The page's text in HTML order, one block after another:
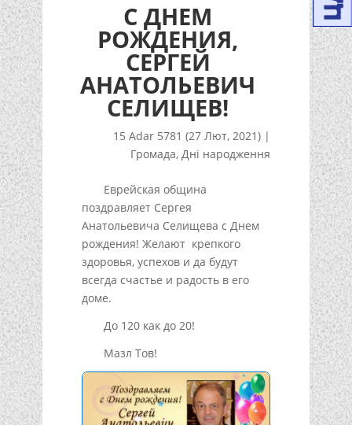
С ДНЕМ
РОЖДЕНИЯ,
СЕРГЕЙ
АНАТОЛЬЕВИЧ
СЕЛИЩЕВ!
15 Adar 5781 (27 Лют, 2021) |
Громада,Дні народження
Еврейская община
поздравляет Сергея
Анатольевича Селищева с Днем
рождения! Желают крепкого
здоровья, успехов и да будут
всегда счастье и радость в его
доме.
До 120 как до 20!
Мазл Тов!